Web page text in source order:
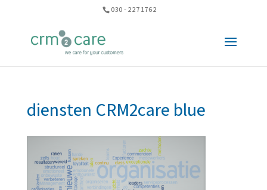
030 - 227 1762
diensten CRM2care blue